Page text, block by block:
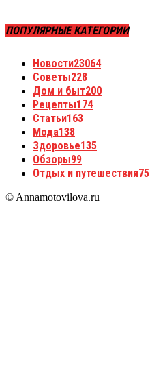
ПОПУЛЯРНЫЕ КАТЕГОРИИ
Новости23064
Советы228
Дом и быт200
Рецепты174
Статьи163
Мода138
Здоровье135
Обзоры99
Отдых и путешествия75
© Annamotovilova.ru